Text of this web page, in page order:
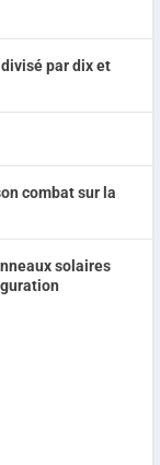
par dix et
combat sur la
solaires